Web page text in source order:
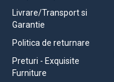
Livrare/Transport si
Garantie
Politica de returnare
Preturi - Exquisite
Furniture